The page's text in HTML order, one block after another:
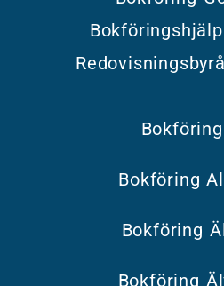
Bokföring
Bokföring
Bokföring